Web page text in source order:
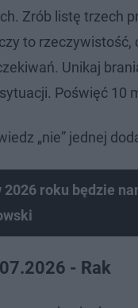
Zrób listę trzech
to
Unikaj
Poświęć 10
„nie” jednej
2026 roku będzie
- Rak